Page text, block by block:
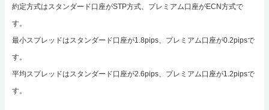
約定方式はスタンダード口座がSTP方式、プレミアム口座がECN方式で
す。
最小スプレッドはスタンダード口座が1.8pips、プレミアム口座が0.2pipsで
す。
平均スプレッドはスタンダード口座が2.6pips、プレミアム口座が1.2pipsで
す。